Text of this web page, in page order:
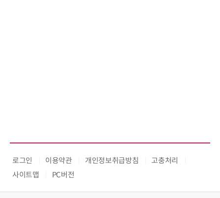
로그인 이용약관 개인정보취급방침
고충처리
사이트맵
PC버전